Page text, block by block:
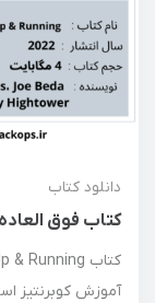
دانلود کتاب
کتاب فوق العاده Kubernetes Up & Running
آموزش کوبرنتیز